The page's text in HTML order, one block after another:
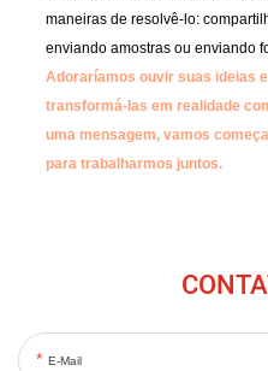
maneiras de resolvê-lo:
enviando amostras ou enviando
Adoraríamos ouvir suas ideias
transformá-las em realidade
uma mensagem, vamos
para trabalharmos juntos.
E-Mail